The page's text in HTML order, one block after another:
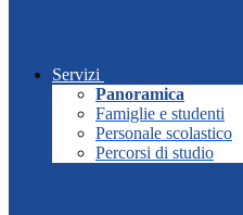
Servizi
Panoramica
Famiglie e studenti
Personale scolastico
Percorsi di studio